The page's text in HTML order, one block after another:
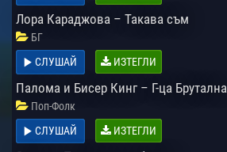
Лора Караджова – Такава съм
БГ
СЛУШАЙ
ИЗТЕГЛИ
Палома и Бисер Кинг – Г-ца Брутална
Поп-Фолк
СЛУШАЙ
ИЗТЕГЛИ